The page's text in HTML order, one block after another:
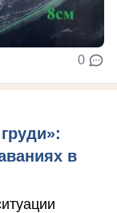
0
в